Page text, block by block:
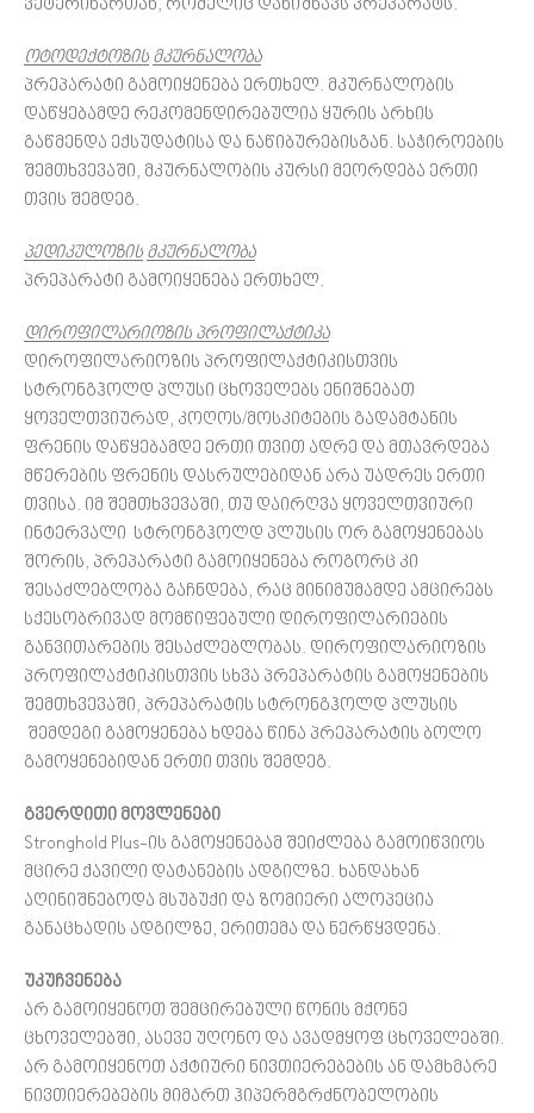
ვეტერინართან, რომელიც დანიშნავს პრეპარატს.
ოტოდექტოზის მკურნალობა
პრეპარატი გამოიყენება ერთხელ. მკურნალობის
დაწყებამდე რეკომენდირებულია ყურის არხის
გაწმენდა ექსუდატისა და ნაწიბურებისგან. საჭიროების
შემთხვევაში, მკურნალობის კურსი მეორდება ერთი
თვის შემდეგ.
პედიკულოზის მკურნალობა
პრეპარატი გამოიყენება ერთხელ.
დიროფილარიოზის პროფილაქტიკა
დიროფილარიოზის პროფილაქტიკისთვის
სტრონგჰოლდ პლუსი ცხოველებს ენიშნებათ
ყოველთვიურად, კოღოს/მოსკიტების გადამტანის
ფრენის დაწყებამდე ერთი თვით ადრე და მთავრდება
მწერების ფრენის დასრულებიდან არა უადრეს ერთი
თვისა. იმ შემთხვევაში, თუ დაირღვა ყოველთვიური
ინტერვალი სტრონგჰოლდ პლუსის ორ გამოყენებას
შორის, პრეპარატი გამოიყენება როგორც კი
შესაძლებლობა გაჩნდება, რაც მინიმუმამდე ამცირებს
სქესობრივად მომწიფებული დიროფილარიების
განვითარების შესაძლებლობას. დიროფილარიოზის
პროფილაქტიკისთვის სხვა პრეპარატის გამოყენების
შემთხვევაში, პრეპარატის სტრონგჰოლდ პლუსის
შემდეგი გამოყენება ხდება წინა პრეპარატის ბოლო
გამოყენებიდან ერთი თვის შემდეგ.
გვერდითი მოვლენები
Stronghold Plus-ის გამოყენებამ შეიძლება გამოიწვიოს
მცირე ქავილი დატანების ადგილზე. ხანდახან
აღინიშნებოდა მსუბუქი და ზომიერი ალოპეცია
განაცხადის ადგილზე, ერითემა და ნერწყვდენა.
უკუჩვენება
არ გამოიყენოთ შემცირებული წონის მქონე
ცხოველებში, ასევე უღონო და ავადმყოფ ცხოველებში.
არ გამოიყენოთ აქტიური ნივთიერებების ან დამხმარე
ნივთიერებების მიმართ ჰიპერმგრძნობელობის